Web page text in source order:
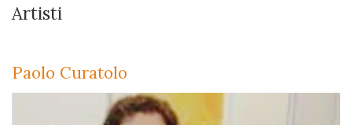
Artisti
Paolo Curatolo